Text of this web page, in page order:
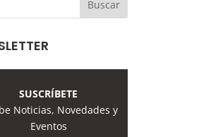
SUSCRÍBETE
Noticias, Novedades y
Eventos